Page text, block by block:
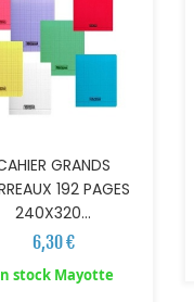
GRANDS
192 PAGES
240X320...
6,30 €
stock Mayotte
AJOUTER AU PANIER